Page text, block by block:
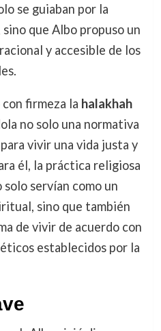
se guiaban por la
que Albo propuso un
y accesible de los
firmeza la halakhah
no solo una normativa
vivir una vida justa y
él, la práctica religiosa
servían como un
sino que también
de vivir de acuerdo con
establecidos por la